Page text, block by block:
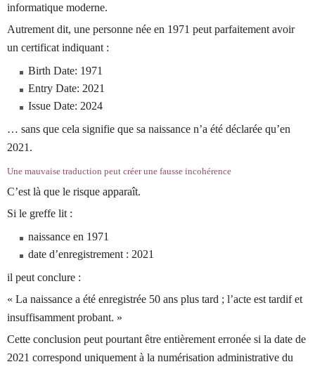
informatique moderne.
Autrement dit, une personne née en 1971 peut parfaitement avoir
un certificat indiquant :
Birth Date: 1971
Entry Date: 2021
Issue Date: 2024
… sans que cela signifie que sa naissance n’a été déclarée qu’en
2021.
Une mauvaise traduction peut créer une fausse incohérence
C’est là que le risque apparaît.
Si le greffe lit :
naissance en 1971
date d’enregistrement : 2021
il peut conclure :
« La naissance a été enregistrée 50 ans plus tard ; l’acte est tardif et
insuffisamment probant. »
Cette conclusion peut pourtant être entièrement erronée si la date de
2021 correspond uniquement à la numérisation administrative du